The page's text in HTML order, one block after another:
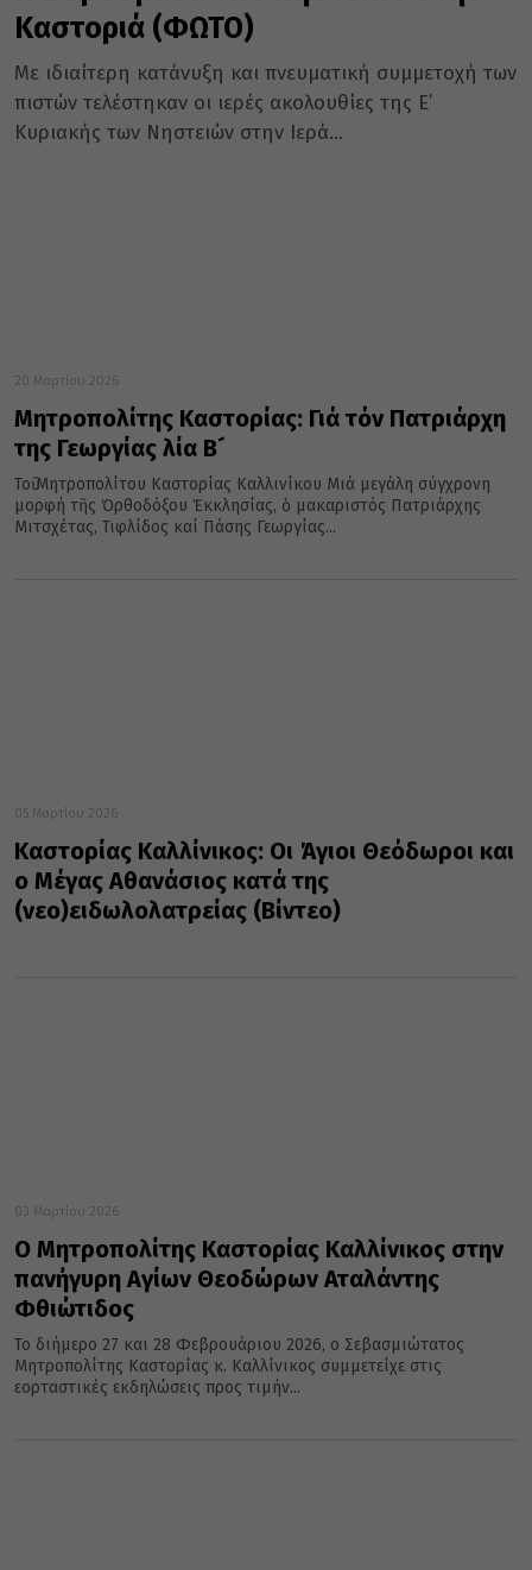
Καστοριά (ΦΩΤΟ)
Με ιδιαίτερη κατάνυξη και πνευματική συμμετοχή των
πιστών τελέστηκαν οι ιερές ακολουθίες της Ε’
Κυριακής των Νηστειών στην Ιερά...
20 Μαρτίου 2026
Μητροπολίτης Καστορίας: Γιά τόν Πατριάρχη
της Γεωργίας Ἠλία Β´
Τοῦ Μητροπολίτου Καστορίας Καλλινίκου Μιά μεγάλη σύγχρονη
μορφή τῆς Ὀρθοδόξου Ἐκκλησίας, ὁ μακαριστός Πατριάρχης
Μιτσχέτας, Τιφλίδος καί Πάσης Γεωργίας...
05 Μαρτίου 2026
Καστορίας Καλλίνικος: Οι Άγιοι Θεόδωροι και
ο Μέγας Αθανάσιος κατά της
(νεο)ειδωλολατρείας (Βίντεο)
03 Μαρτίου 2026
Ο Μητροπολίτης Καστορίας Καλλίνικος στην
πανήγυρη Αγίων Θεοδώρων Αταλάντης
Φθιώτιδος
Το διήμερο 27 και 28 Φεβρουάριου 2026, ο Σεβασμιώτατος
Μητροπολίτης Καστορίας κ. Καλλίνικος συμμετείχε στις
εορταστικές εκδηλώσεις προς τιμήν...